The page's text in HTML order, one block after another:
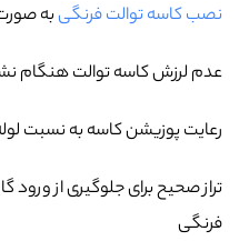
نصب کاسه توالت فرنگیبه صورت
عدم لرزش کاسه توالت هنگام
رعایت پوزیشن کاسه به نسبت
تراز صحیح برای جلوگیری از ورود
فرنگی